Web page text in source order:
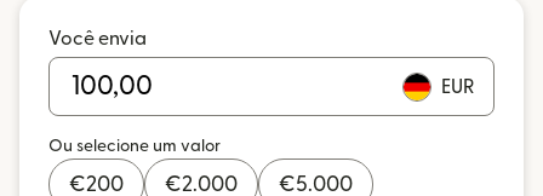
Você envia
EUR
Ou selecione um valor
€200 €2.000 €5.000